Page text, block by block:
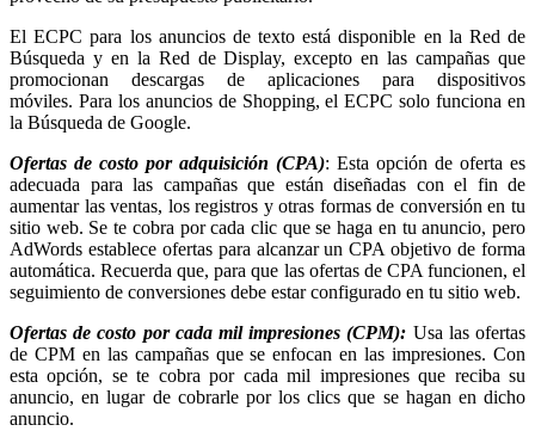
El ECPC para los anuncios de texto está disponible en la Red de
Búsqueda y en la Red de Display, excepto en las campañas que
promocionan descargas de aplicaciones para dispositivos
móviles. Para los anuncios de Shopping, el ECPC solo funciona en
la Búsqueda de Google.
Ofertas de costo por adquisición (CPA): Esta opción de oferta es
adecuada para las campañas que están diseñadas con el fin de
aumentar las ventas, los registros y otras formas de conversión en tu
sitio web. Se te cobra por cada clic que se haga en tu anuncio, pero
AdWords establece ofertas para alcanzar un CPA objetivo de forma
automática. Recuerda que, para que las ofertas de CPA funcionen, el
seguimiento de conversiones debe estar configurado en tu sitio web.
Ofertas de costo por cada mil impresiones (CPM): Usa las ofertas
de CPM en las campañas que se enfocan en las impresiones. Con
esta opción, se te cobra por cada mil impresiones que reciba su
anuncio, en lugar de cobrarle por los clics que se hagan en dicho
anuncio.